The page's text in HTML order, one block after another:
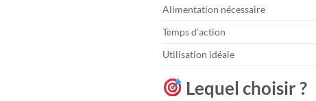
Alimentation nécessaire
Temps d’action
Utilisation idéale
Lequel choisir ?